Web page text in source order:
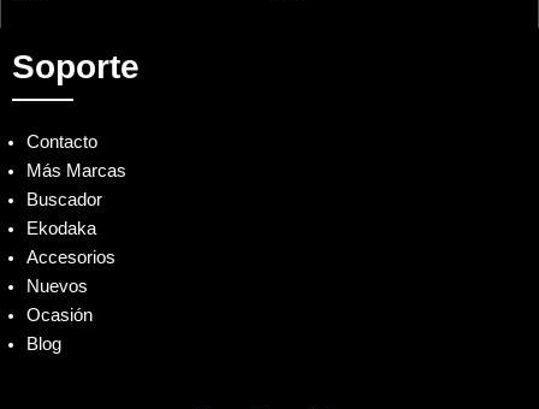
Soporte
Contacto
Más Marcas
Buscador
Ekodaka
Accesorios
Nuevos
Ocasión
Blog